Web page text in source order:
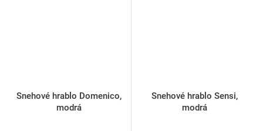
Snehové hrablo Domenico,
modrá
Snehové hrablo Sensi,
modrá